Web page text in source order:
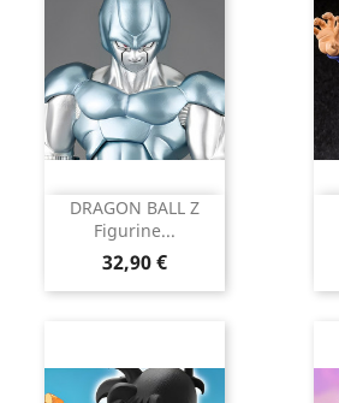
DRAGON BALL Z
Figurine...
Prix
32,90 €